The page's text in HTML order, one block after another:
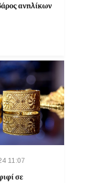
ανηλίκων
11:07
σε